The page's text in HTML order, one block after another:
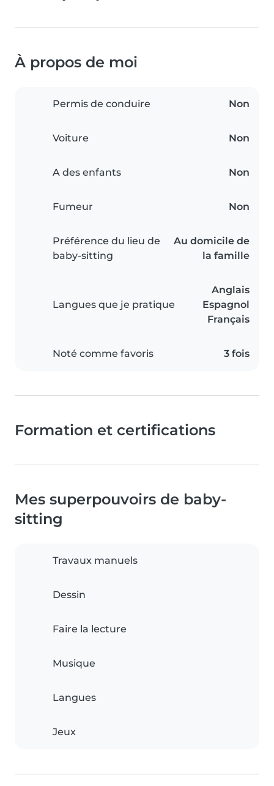
À propos de moi
Permis de conduire Non
Voiture Non
A des enfants Non
Fumeur Non
Préférence du lieu de
baby-sitting
Au domicile de
la famille
Langues que je pratique
Anglais
Espagnol
Français
Noté comme favoris 3 fois
Formation et certifications
Mes superpouvoirs de baby-
sitting
Travaux manuels
Dessin
Faire la lecture
Musique
Langues
Jeux